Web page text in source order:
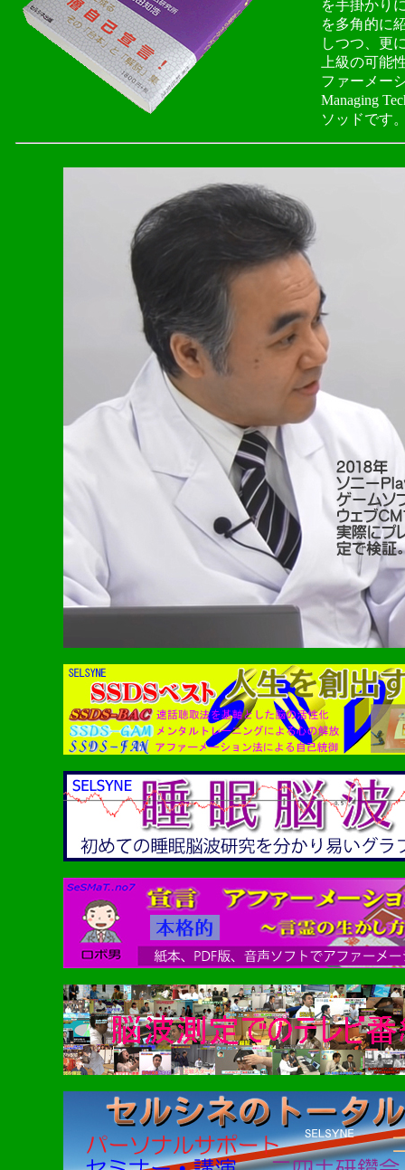
を手掛かり
を多角的に
しつつ、更
上級の可能
ファーメー
Managing
ソッドです